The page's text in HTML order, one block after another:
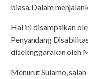
biasa. Dalam
Hal ini disampaikan
Penyandang
diselenggarakan oleh
Menurut Sularno,